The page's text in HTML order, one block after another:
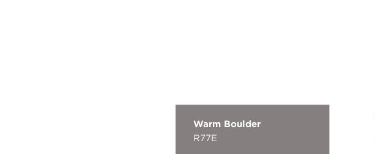
Warm Boulder
R77E